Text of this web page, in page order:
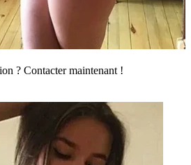
? Contacter maintenant !